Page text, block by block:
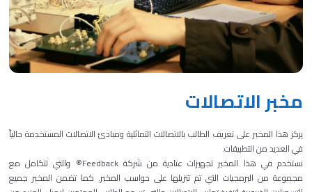
مخبر الاتصالات
يركز هذا المخبر على تعريف الطالب بالاتصالات التماثلية ومبادئ الاتصالات المستخدمة حالياً
في العديد من التطبيقات.
نستخدم في هذا المخبر تجهيزات عتادية من شركة Feedback® والتي تتكامل مع
مجموعة من البرمجيات التي تم تنزيلها على حواسب المخبر. كما تضمن المخبر جميع